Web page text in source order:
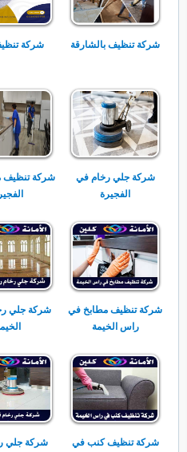
شركة تنظيف بالشارقة شركة
شركة جلي رخام في
الفجيرة
شركة تنظيف
شركة تنظيف مطابخ في
راس الخيمة
شركة جلي
شركة تنظيف كنب في
شركة جلي